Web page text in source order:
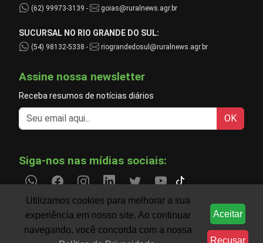
(62) 99973-3139 - goias@ruralnews.agr.br
SUCURSAL NO RIO GRANDE DO SUL:
(54) 98132-5338 - riograndedosul@ruralnews.agr.br
Assine nossa newsletter
Receba resumos de notícias diários
OK
Siga-nos nas mídias sociais:
Utilizamos cookies para melhorar a sua
experiência em nosso site. Ao continuar
navegando, você concorda com a nossa
Aceitar
Recusar
CLIMA Informações do agronegócio temporariamente